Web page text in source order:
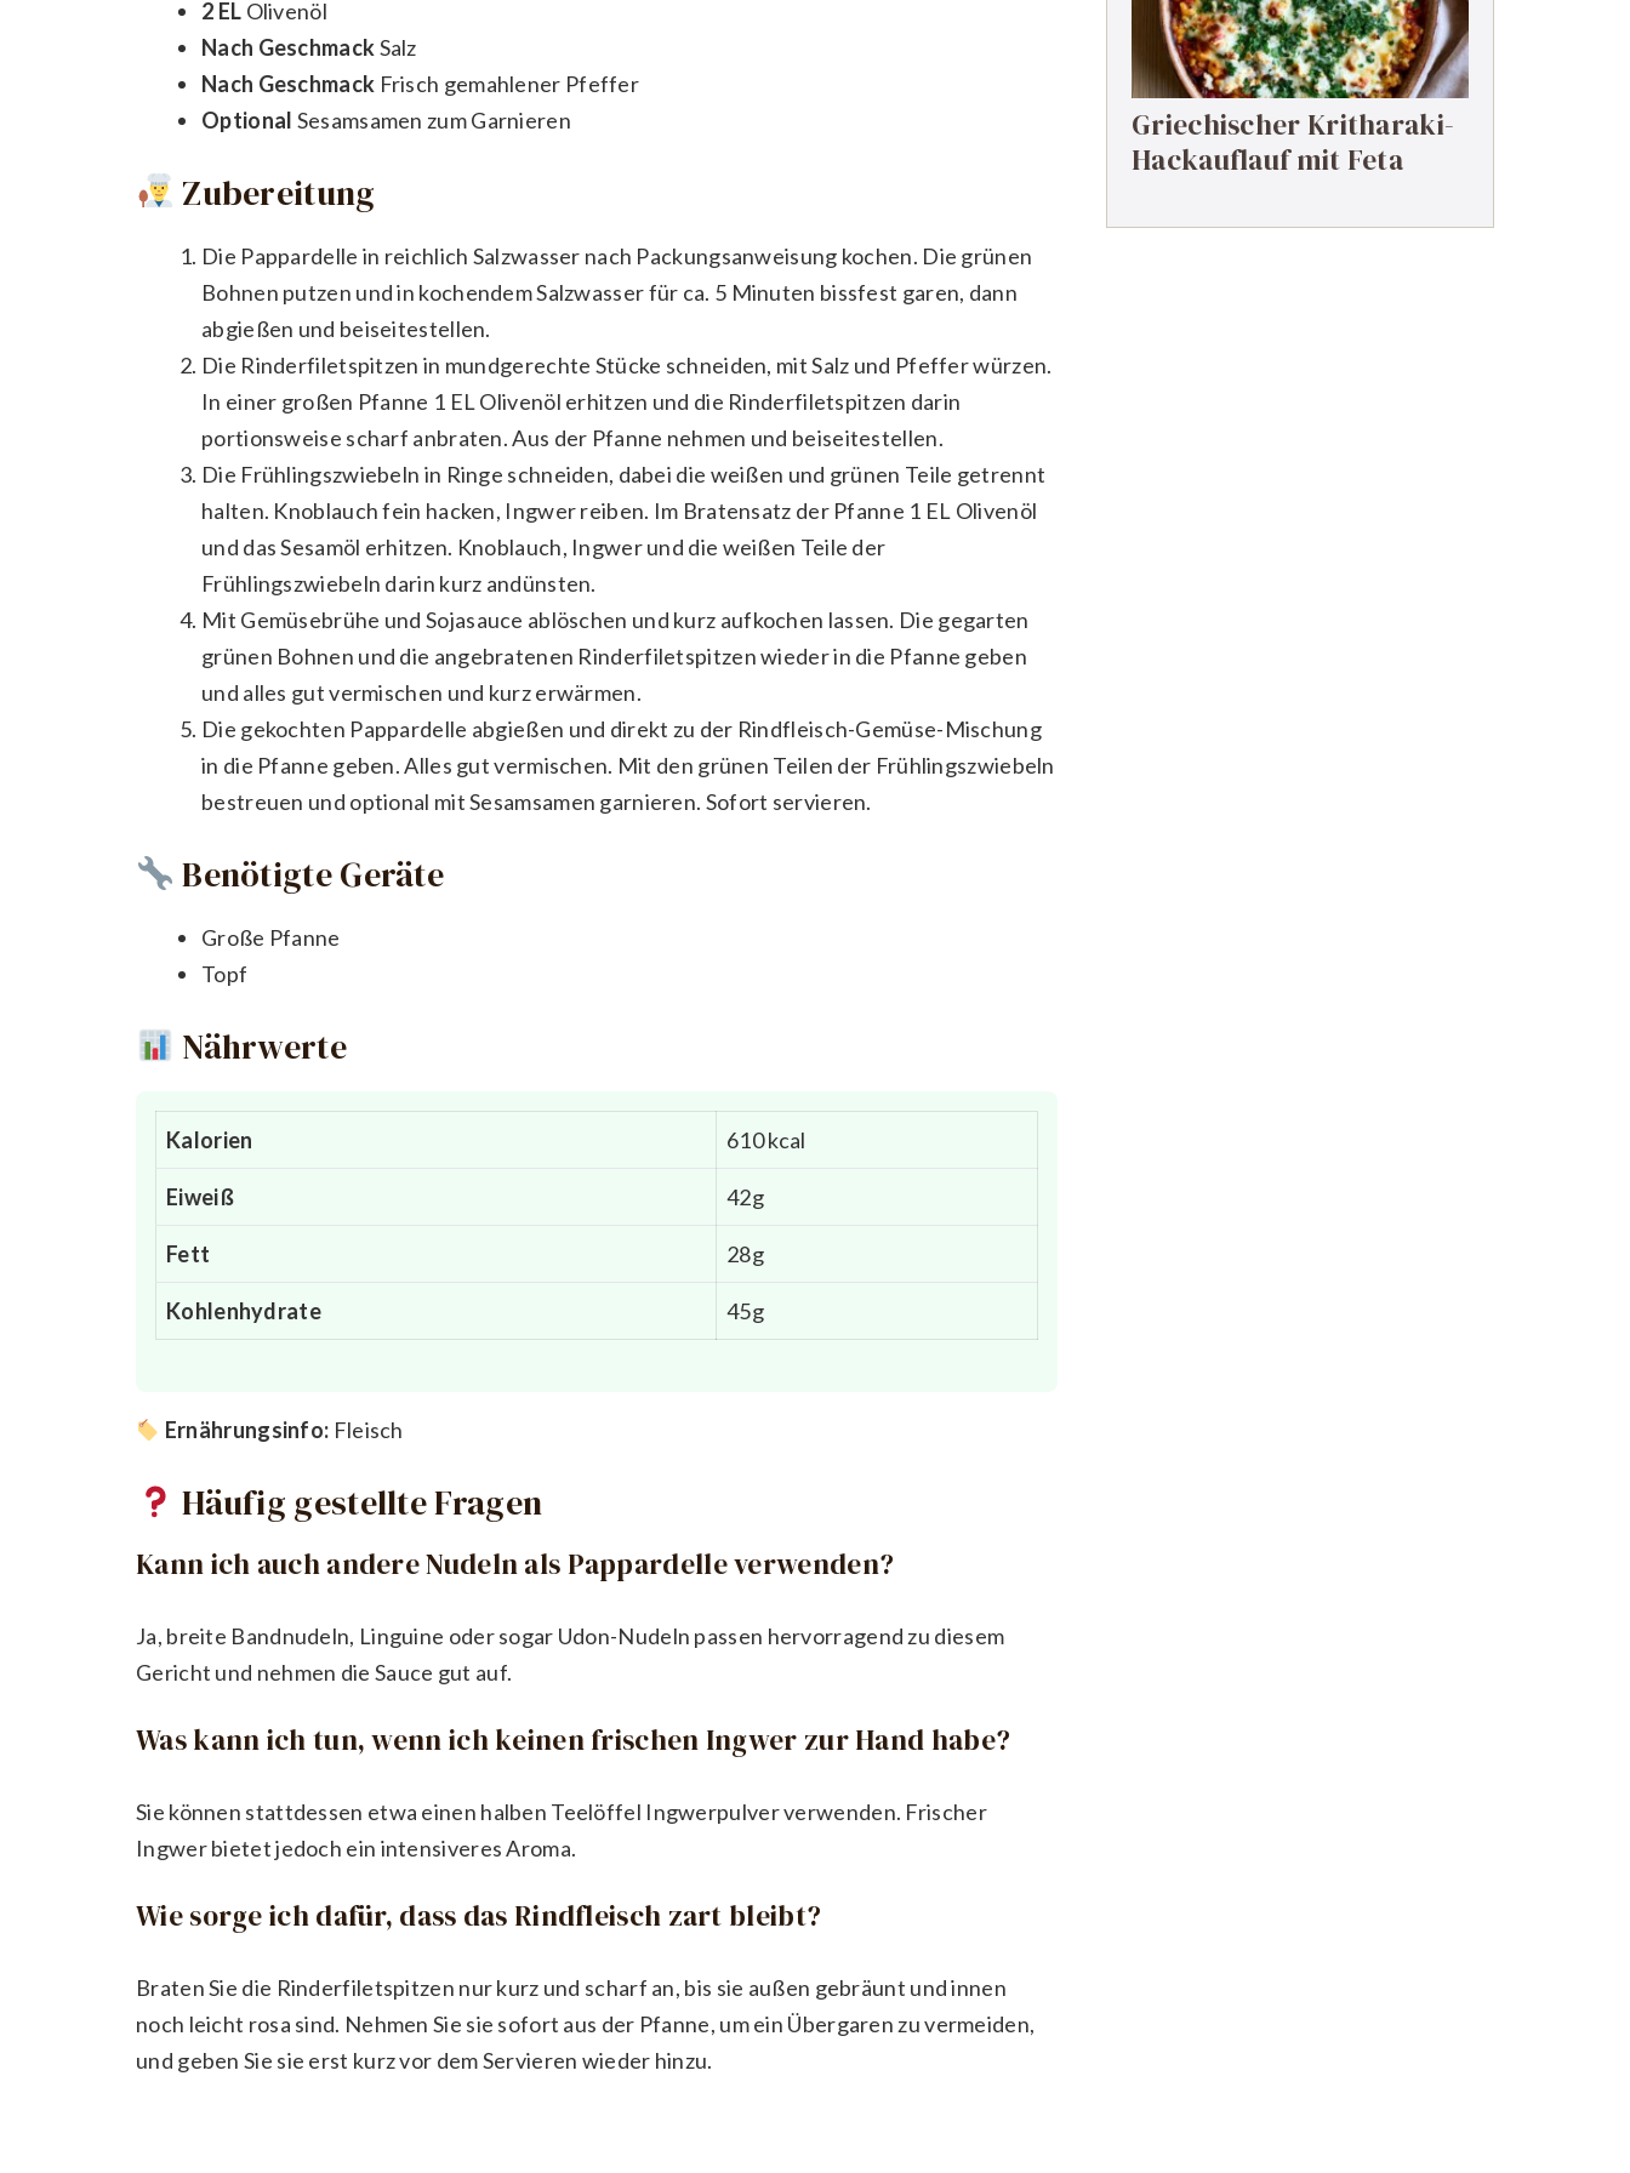
2 EL Olivenöl
Nach GeschmackSalz
Nach Geschmack Frisch gemahlener Pfeffer
Optional Sesamsamen zum Garnieren
Zubereitung
Die Pappardelle in reichlich Salzwasser nach Packungsanweisung kochen. Die grünen
Bohnen putzen und in kochendem Salzwasser für ca. 5 Minuten bissfest garen, dann
abgießen und beiseitestellen.
Die Rinderfiletspitzen in mundgerechte Stücke schneiden, mit Salz und Pfeffer würzen.
In einer großen Pfanne 1 EL Olivenöl erhitzen und die Rinderfiletspitzen darin
portionsweise scharf anbraten. Aus der Pfanne nehmen und beiseitestellen.
Die Frühlingszwiebeln in Ringe schneiden, dabei die weißen und grünen Teile getrennt
halten. Knoblauch fein hacken, Ingwer reiben. Im Bratensatz der Pfanne 1 EL Olivenöl
und das Sesamöl erhitzen. Knoblauch, Ingwer und die weißen Teile der
Frühlingszwiebeln darin kurz andünsten.
Mit Gemüsebrühe und Sojasauce ablöschen und kurz aufkochen lassen. Die gegarten
grünen Bohnen und die angebratenen Rinderfiletspitzen wieder in die Pfanne geben
und alles gut vermischen und kurz erwärmen.
Die gekochten Pappardelle abgießen und direkt zu der Rindfleisch-Gemüse-Mischung
in die Pfanne geben. Alles gut vermischen. Mit den grünen Teilen der Frühlingszwiebeln
bestreuen und optional mit Sesamsamen garnieren. Sofort servieren.
Benötigte Geräte
Große Pfanne
Topf
Nährwerte
Kalorien 610 kcal
Eiweiß 42g
Fett 28g
Kohlenhydrate 45g
Ernährungsinfo: Fleisch
Häufig gestellte Fragen
Kann ich auch andere Nudeln als Pappardelle verwenden?
Ja, breite Bandnudeln, Linguine oder sogar Udon-Nudeln passen hervorragend zu diesem
Gericht und nehmen die Sauce gut auf.
Was kann ich tun, wenn ich keinen frischen Ingwer zur Hand habe?
Sie können stattdessen etwa einen halben Teelöffel Ingwerpulver verwenden. Frischer
Ingwer bietet jedoch ein intensiveres Aroma.
Wie sorge ich dafür, dass das Rindfleisch zart bleibt?
Braten Sie die Rinderfiletspitzen nur kurz und scharf an, bis sie außen gebräunt und innen
noch leicht rosa sind. Nehmen Sie sie sofort aus der Pfanne, um ein Übergaren zu vermeiden,
und geben Sie sie erst kurz vor dem Servieren wieder hinzu.
Griechischer Kritharaki-
Hackauflauf mit Feta